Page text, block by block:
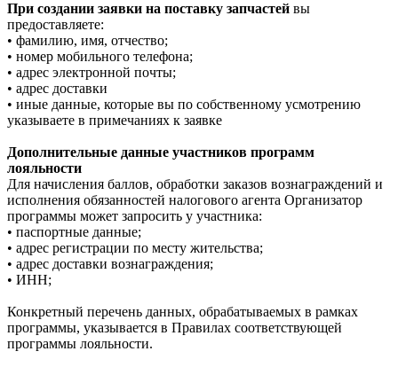
При создании заявки на поставку запчастей вы
предоставляете:
• фамилию, имя, отчество;
• номер мобильного телефона;
• адрес электронной почты;
• адрес доставки
• иные данные, которые вы по собственному усмотрению
указываете в примечаниях к заявке
Дополнительные данные участников программ
лояльности
Для начисления баллов, обработки заказов вознаграждений и
исполнения обязанностей налогового агента Организатор
программы может запросить у участника:
• паспортные данные;
• адрес регистрации по месту жительства;
• адрес доставки вознаграждения;
• ИНН;
Конкретный перечень данных, обрабатываемых в рамках
программы, указывается в Правилах соответствующей
программы лояльности.